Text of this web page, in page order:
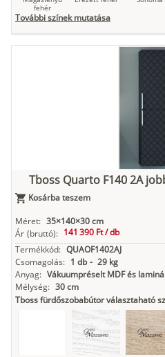
fehér
Antracit Matt fekete
További színek mutatása
Tboss Quarto F140 2A
Kosárba teszem
Méret: 35×140×30 cm
Ár (bruttó): 141 390 Ft /db
Termékkód: QUAOF1402AJ
Csomagolás: 1 db - 29 kg
Anyag: Vákuumpréselt MDF és
Mélység: 30 cm
Tboss fürdőszobabútor választaható